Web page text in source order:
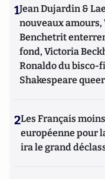
1Jean Dujardin &
nouveaux amours,
Benchetrit
fond, Victoria
Ronaldo du bisco-
Shakespeare queer
2Les Français
européenne pour
ira le grand